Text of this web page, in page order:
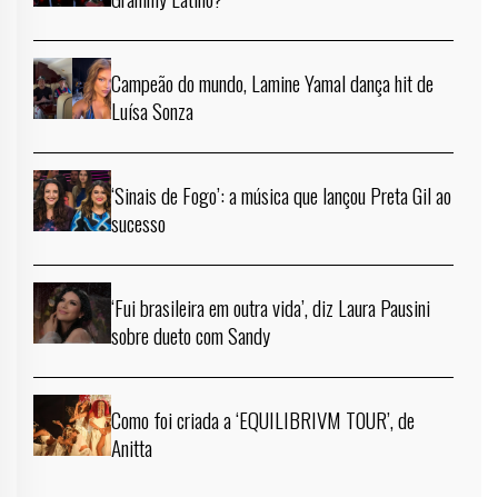
Campeão do mundo, Lamine Yamal dança hit de
Luísa Sonza
‘Sinais de Fogo’: a música que lançou Preta Gil ao
sucesso
‘Fui brasileira em outra vida’, diz Laura Pausini
sobre dueto com Sandy
Como foi criada a ‘EQUILIBRIVM TOUR’, de
Anitta